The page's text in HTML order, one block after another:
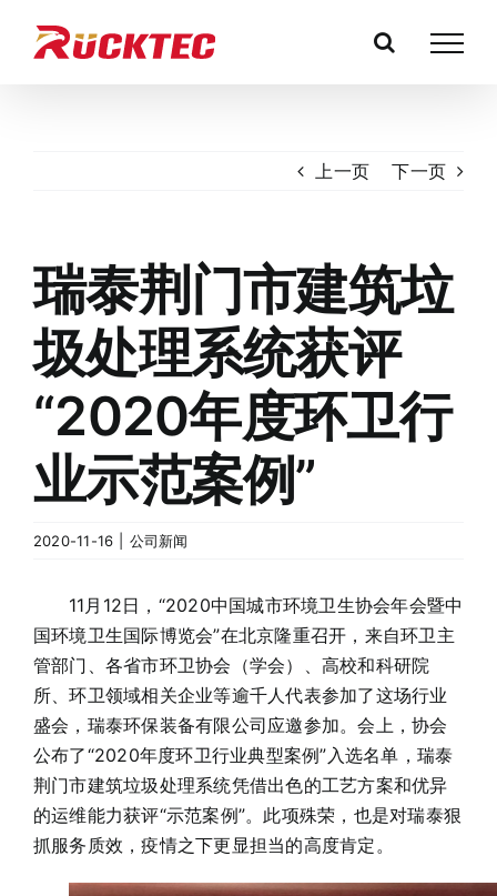
上一页 下一页
瑞泰荆门市建筑垃
圾处理系统获评
“2020年度环卫行
业示范案例”
2020-11-16 公司新闻
11月12日，“2020中国城市环境卫生协会年会暨中
国环境卫生国际博览会”在北京隆重召开，来自环卫主
管部门、各省市环卫协会（学会）、高校和科研院
所、环卫领域相关企业等逾千人代表参加了这场行业
盛会，瑞泰环保装备有限公司应邀参加。会上，协会
公布了“2020年度环卫行业典型案例”入选名单，瑞泰
荆门市建筑垃圾处理系统凭借出色的工艺方案和优异
的运维能力获评“示范案例”。此项殊荣，也是对瑞泰狠
抓服务质效，疫情之下更显担当的高度肯定。